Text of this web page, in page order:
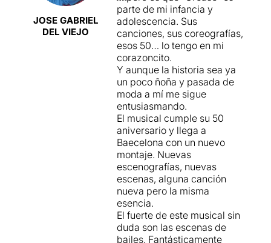
JOSE GABRIEL
DEL VIEJO
parte de mi infancia y
adolescencia. Sus
canciones, sus coreografías,
esos 50… lo tengo en mi
corazoncito.
Y aunque la historia sea ya
un poco ñoña y pasada de
moda a mí me sigue
entusiasmando.
El musical cumple su 50
aniversario y llega a
Baecelona con un nuevo
montaje. Nuevas
escenografías, nuevas
escenas, alguna canción
nueva pero la misma
esencia.
El fuerte de este musical sin
duda son las escenas de
bailes. Fantásticamente